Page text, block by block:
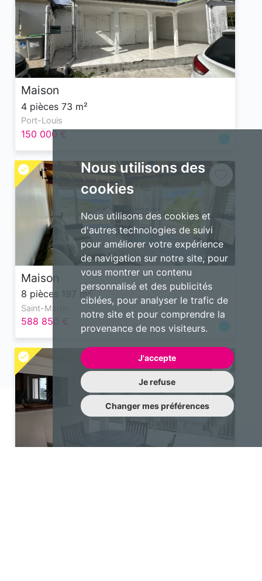
Nous utilisons des
cookies
Nous utilisons des cookies et
d'autres technologies de suivi
pour améliorer votre expérience
de navigation sur notre site, pour
vous montrer un contenu
personnalisé et des publicités
ciblées, pour analyser le trafic de
notre site et pour comprendre la
provenance de nos visiteurs.
J'accepte
Je refuse
Changer mes préférences
Maison
4 pièces 73 m²
Port-Louis
150 000 €
Maison
8 pièces 197 m²
Saint-Martin
588 850 €